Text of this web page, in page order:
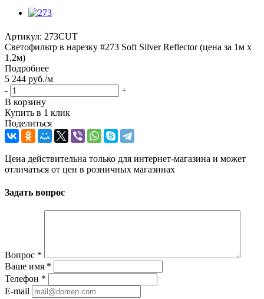
Артикул: 273CUT
Светофильтр в нарезку #273 Soft Silver Reflector (цена за 1м х
1,2м)
Подробнее
5 244 руб./м
-
+
В корзину
Купить в 1 клик
Поделиться
Цена действительна только для интернет-магазина и может
отличаться от цен в розничных магазинах
Задать вопрос
Вопрос *
Ваше имя *
Телефон *
E-mail